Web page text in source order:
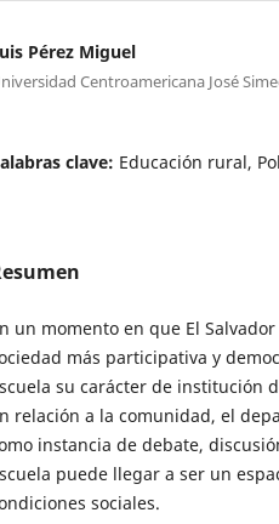
Pérez Miguel
Centroamericana José
clave: Educación rural,
un momento en que El
más participativa y
su carácter de institución
relación a la comunidad, el
instancia de debate,
puede llegar a ser un
sociales.